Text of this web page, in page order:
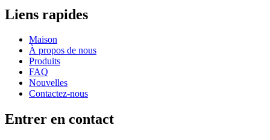
Liens rapides
Maison
À propos de nous
Produits
FAQ
Nouvelles
Contactez-nous
Entrer en contact